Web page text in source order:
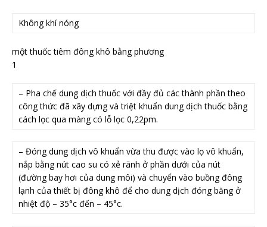
Không khí nóng
một thuốc tiêm đông khô bằng phương
1
– Pha chế dung dịch thuốc với đầy đủ các thành phần theo
công thức đã xây dựng và triệt khuẩn dung dịch thuốc bằng
cách lọc qua màng có lỗ lọc 0,22pm.
– Đóng dung dịch vô khuẩn vừa thu được vào lọ vô khuẩn,
nắp bằng nút cao su có xẻ rãnh ở phần dưới của nút
(đường bay hơi của dung môi) và chuyển vào buồng đông
lạnh của thiết bị đông khô để cho dung dịch đóng băng ở
nhiệt độ – 35°c đến – 45°c.